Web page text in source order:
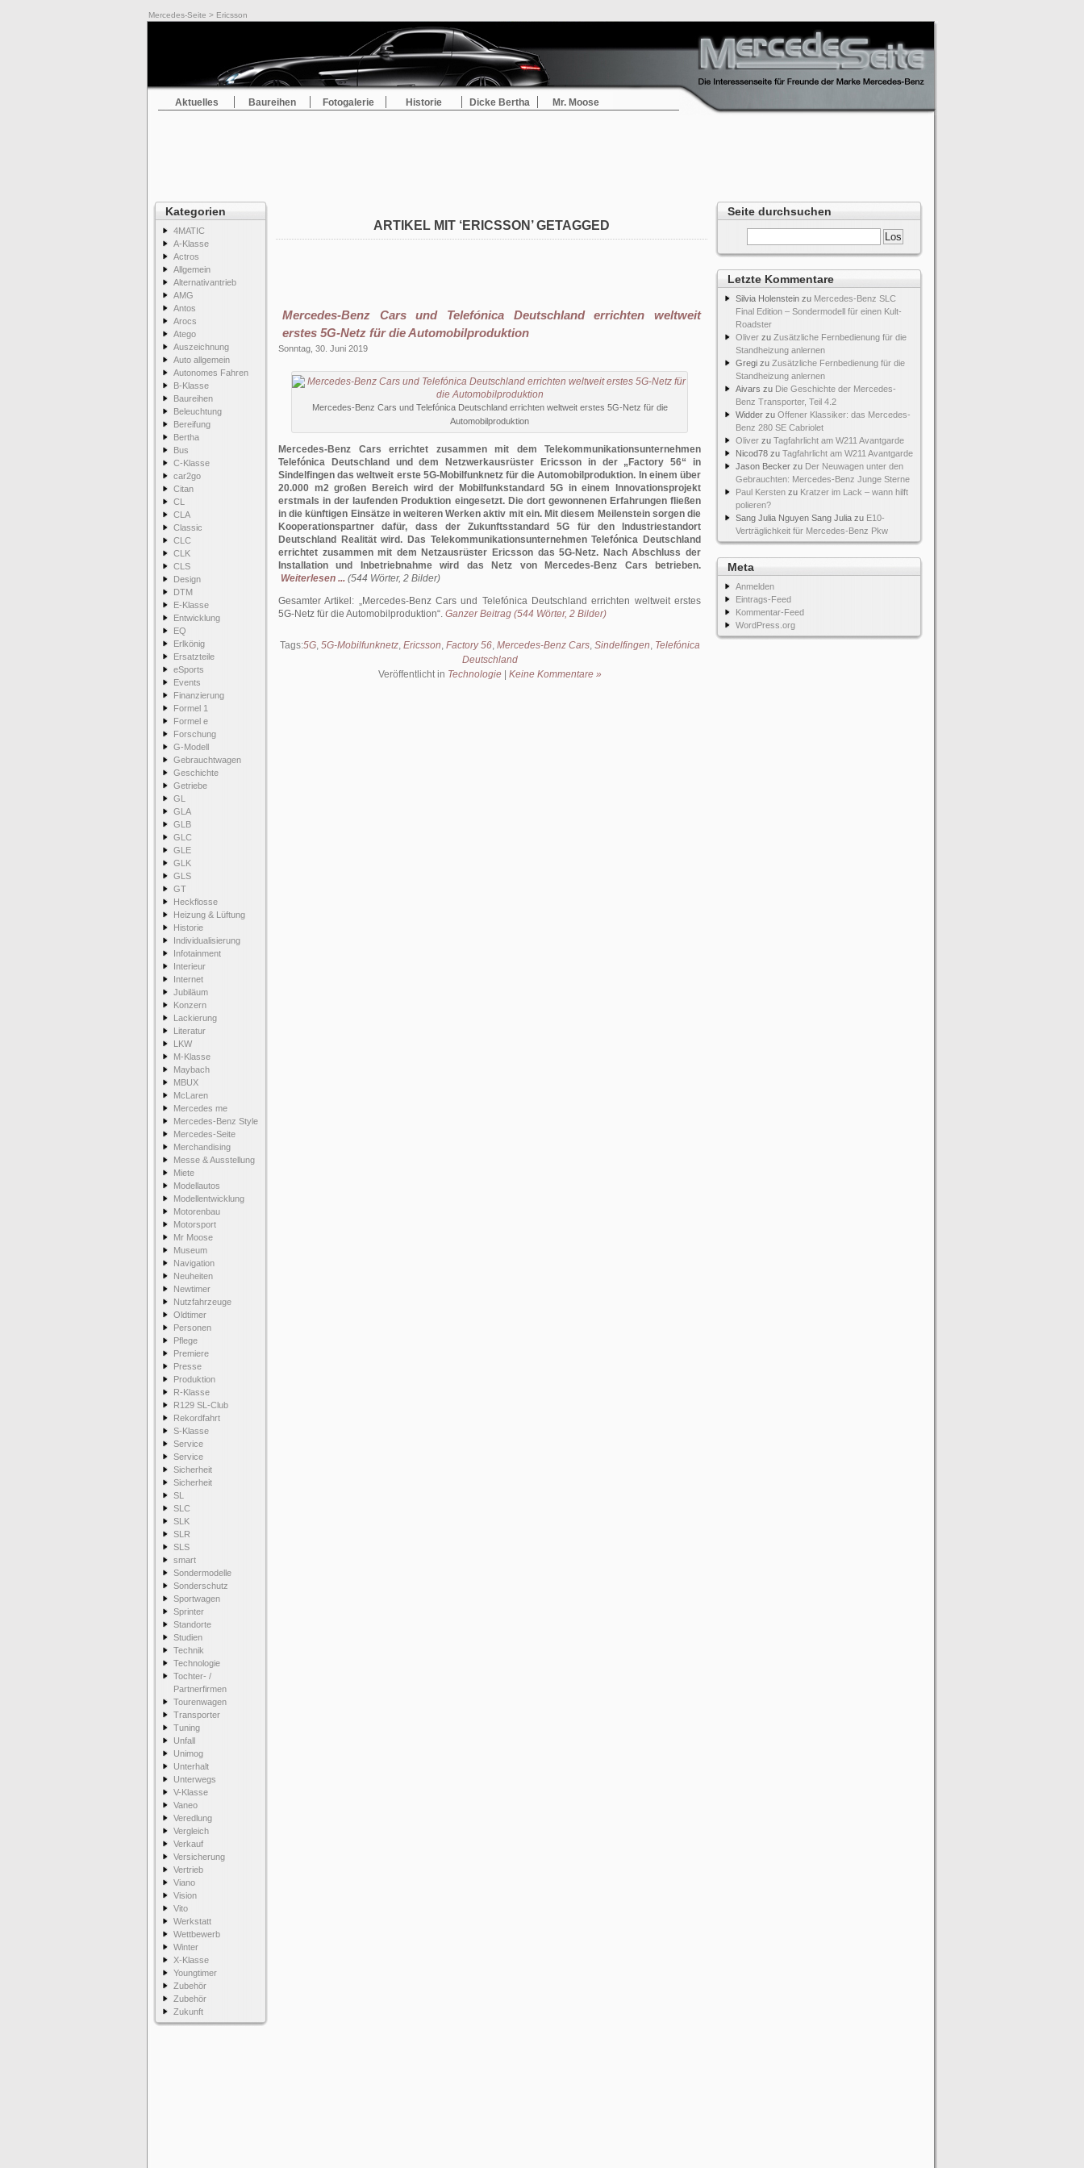
Mercedes-Seite > Ericsson
Aktuelles Baureihen Fotogalerie Historie Dicke Bertha Mr. Moose
Kategorien
4MATIC
A-Klasse
Actros
Allgemein
Alternativantrieb
AMG
Antos
Arocs
Atego
Auszeichnung
Auto allgemein
Autonomes Fahren
B-Klasse
Baureihen
Beleuchtung
Bereifung
Bertha
Bus
C-Klasse
car2go
Citan
CL
CLA
Classic
CLC
CLK
CLS
Design
DTM
E-Klasse
Entwicklung
EQ
Erlkönig
Ersatzteile
eSports
Events
Finanzierung
Formel 1
Formel e
Forschung
G-Modell
Gebrauchtwagen
Geschichte
Getriebe
GL
GLA
GLB
GLC
GLE
GLK
GLS
GT
Heckflosse
Heizung & Lüftung
Historie
Individualisierung
Infotainment
Interieur
Internet
Jubiläum
Konzern
Lackierung
Literatur
LKW
M-Klasse
Maybach
MBUX
McLaren
Mercedes me
Mercedes-Benz Style
Mercedes-Seite
Merchandising
Messe & Ausstellung
Miete
Modellautos
Modellentwicklung
Motorenbau
Motorsport
Mr Moose
Museum
Navigation
Neuheiten
Newtimer
Nutzfahrzeuge
Oldtimer
Personen
Pflege
Premiere
Presse
Produktion
R-Klasse
R129 SL-Club
Rekordfahrt
S-Klasse
Service
Service
Sicherheit
Sicherheit
SL
SLC
SLK
SLR
SLS
smart
Sondermodelle
Sonderschutz
Sportwagen
Sprinter
Standorte
Studien
Technik
Technologie
Tochter- /
Partnerfirmen
Tourenwagen
Transporter
Tuning
Unfall
Unimog
Unterhalt
Unterwegs
V-Klasse
Vaneo
Veredlung
Vergleich
Verkauf
Versicherung
Vertrieb
Viano
Vision
Vito
Werkstatt
Wettbewerb
Winter
X-Klasse
Youngtimer
Zubehör
Zubehör
Zukunft
Seite durchsuchen
Letzte Kommentare
Silvia Holenstein zu Mercedes-Benz SLC
Final Edition – Sondermodell für einen Kult-
Roadster
Oliver zu Zusätzliche Fernbedienung für die
Standheizung anlernen
Gregi zu Zusätzliche Fernbedienung für die
Standheizung anlernen
Aivars zu Die Geschichte der Mercedes-
Benz Transporter, Teil 4.2
Widder zu Offener Klassiker: das Mercedes-
Benz 280 SE Cabriolet
Oliver zu Tagfahrlicht am W211 Avantgarde
Nicod78 zu Tagfahrlicht am W211 Avantgarde
Jason Becker zu Der Neuwagen unter den
Gebrauchten: Mercedes-Benz Junge Sterne
Paul Kersten zu Kratzer im Lack – wann hilft
polieren?
Sang Julia Nguyen Sang Julia zu E10-
Verträglichkeit für Mercedes-Benz Pkw
Meta
Anmelden
Eintrags-Feed
Kommentar-Feed
WordPress.org
ARTIKEL MIT ‘ERICSSON’ GETAGGED
Mercedes-Benz Cars und Telefónica Deutschland errichten weltweit
erstes 5G-Netz für die Automobilproduktion
Sonntag, 30. Juni 2019
Mercedes-Benz Cars und Telefónica Deutschland errichten weltweit erstes 5G-Netz für die
Automobilproduktion
Mercedes-Benz Cars errichtet zusammen mit dem Telekommunikationsunternehmen
Telefónica Deutschland und dem Netzwerkausrüster Ericsson in der „Factory 56“ in
Sindelfingen das weltweit erste 5G-Mobilfunknetz für die Automobilproduktion. In einem über
20.000 m2 großen Bereich wird der Mobilfunkstandard 5G in einem Innovationsprojekt
erstmals in der laufenden Produktion eingesetzt. Die dort gewonnenen Erfahrungen fließen
in die künftigen Einsätze in weiteren Werken aktiv mit ein. Mit diesem Meilenstein sorgen die
Kooperationspartner dafür, dass der Zukunftsstandard 5G für den Industriestandort
Deutschland Realität wird. Das Telekommunikationsunternehmen Telefónica Deutschland
errichtet zusammen mit dem Netzausrüster Ericsson das 5G-Netz. Nach Abschluss der
Installation und Inbetriebnahme wird das Netz von Mercedes-Benz Cars betrieben.
Weiterlesen ... (544 Wörter, 2 Bilder)
Gesamter Artikel:
Mercedes-Benz Cars und Telefónica Deutschland errichten weltweit erstes
5G-Netz für die Automobilproduktion . Ganzer Beitrag (544 Wörter, 2 Bilder)
Tags:5G, 5G-Mobilfunknetz, Ericsson, Factory 56, Mercedes-Benz Cars, Sindelfingen, Telefónica
Deutschland
Veröffentlicht in Technologie| Keine Kommentare »